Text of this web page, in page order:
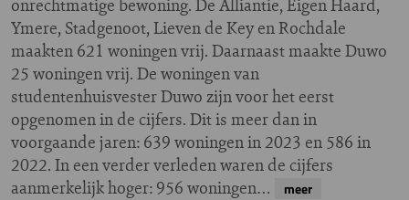
onrechtmatige bewoning. De Alliantie, Eigen Haard,
Ymere, Stadgenoot, Lieven de Key en Rochdale
maakten 621 woningen vrij. Daarnaast maakte Duwo
25 woningen vrij. De woningen van
studentenhuisvester Duwo zijn voor het eerst
opgenomen in de cijfers. Dit is meer dan in
voorgaande jaren: 639 woningen in 2023 en 586 in
2022. In een verder verleden waren de cijfers
aanmerkelijk hoger: 956 woningen…
meer